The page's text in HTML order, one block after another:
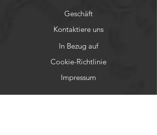
Geschäft
Kontaktiere uns
In Bezug auf
Cookie-Richtlinie
Impressum